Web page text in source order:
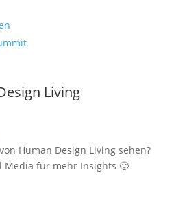
Living
Human Design Living sehen?
Media für mehr Insights 🙂